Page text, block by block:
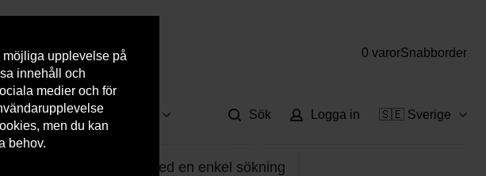
upplevelse på
innehåll och
medier och för
men du kan
behov.
0 varorSnabborder
oss Kundservice
Hitta det du letar efter med en enkel sökning
Sök Logga in 🇸🇪 Sverige
IVT Compact 14-16kW 5745AW49999987